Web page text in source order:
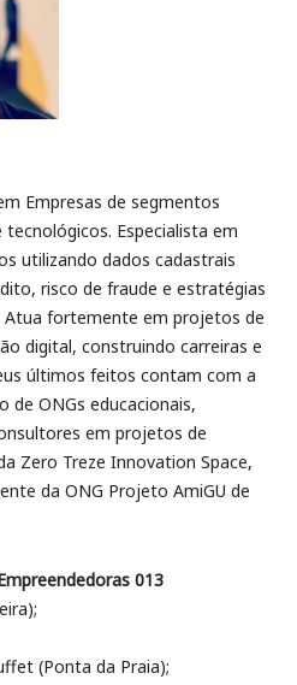
Empresas de segmentos
Especialista em
utilizando dados cadastrais
risco de fraude e estratégias
Atua fortemente em projetos de
digital, construindo carreiras e
últimos feitos contam com a
de ONGs educacionais,
em projetos de
Zero Treze Innovation Space,
da ONG Projeto AmiGU de
013
(Ponta da Praia);